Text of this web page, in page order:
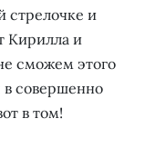
стрелочке и
Кирилла и
сможем этого
в совершенно
в том!